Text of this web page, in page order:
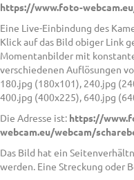
https://www.foto-
Eine Live-Einbindung des
Klick auf das Bild obiger Link
Momentanbilder mit
verschiedenen Auflösungen
180.jpg (180x101), 240.jpg
400.jpg (400x225), 640.jpg
Die Adresse ist: https://
webcam.eu/webcam/
Das Bild hat ein
werden. Eine Streckung oder